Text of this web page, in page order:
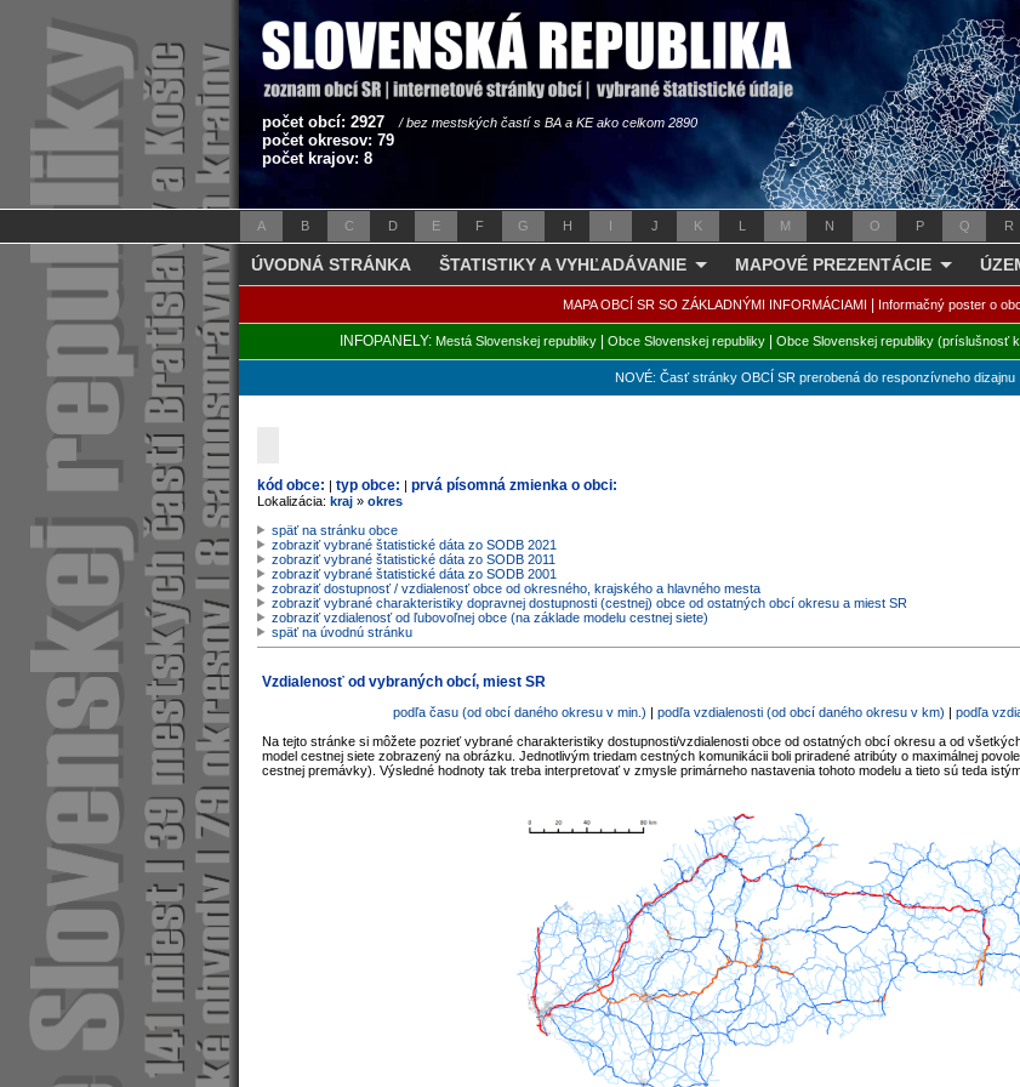
počet obcí: 2927 / bez mestských častí s BA a KE ako celkom 2890
počet okresov: 79
počet krajov: 8
A B C D E F G H I J K L M N O P Q R
ÚVODNÁ STRÁNKA ŠTATISTIKY A VYHĽADÁVANIE MAPOVÉ PREZENTÁCIE
MAPA OBCÍ SR SO ZÁKLADNÝMI INFORMÁCIAMI Informačný poster o
INFOPANELY: Mestá Slovenskej republiky| Obce Slovenskej republiky| Obce Slovenskej republiky (príslušnosť
NOVÉ: Časť stránky OBCÍ SR prerobená do responzívneho dizajnu
kód obce: | typ obce: | prvá písomná zmienka o obci:
Lokalizácia: kraj » okres
späť na stránku obce
zobraziť vybrané štatistické dáta zo SODB 2021
zobraziť vybrané štatistické dáta zo SODB 2011
zobraziť vybrané štatistické dáta zo SODB 2001
zobraziť dostupnosť / vzdialenosť obce od okresného, krajského a hlavného mesta
zobraziť vybrané charakteristiky dopravnej dostupnosti (cestnej) obce od ostatných obcí okresu a miest SR
zobraziť vzdialenosť od ľubovoľnej obce (na základe modelu cestnej siete)
späť na úvodnú stránku
Vzdialenosť od vybraných obcí, miest SR
podľa času (od obcí daného okresu v min.) | podľa vzdialenosti (od obcí daného okresu v km) | podľa
Na tejto stránke si môžete pozrieť vybrané charakteristiky dostupnosti/vzdialenosti obce od ostatných obcí okresu a od
model cestnej siete zobrazený na obrázku. Jednotlivým triedam cestných komunikácii boli priradené atribúty o maximálnej
cestnej premávky). Výsledné hodnoty tak treba interpretovať v zmysle primárneho nastavenia tohoto modelu a tieto sú teda